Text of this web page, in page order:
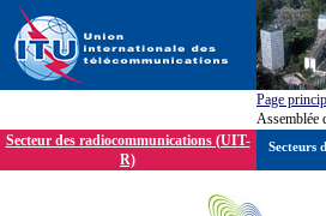
Page
Assemblée
Secteur des radiocommunications (UIT-
R)
Secteurs